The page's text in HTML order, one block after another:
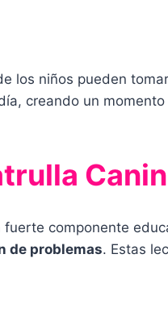
los niños pueden
creando un
componente
de problemas. Estas